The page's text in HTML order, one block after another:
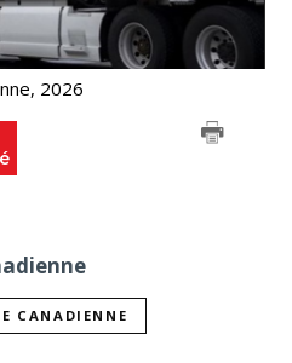
2026
CANADIENNE